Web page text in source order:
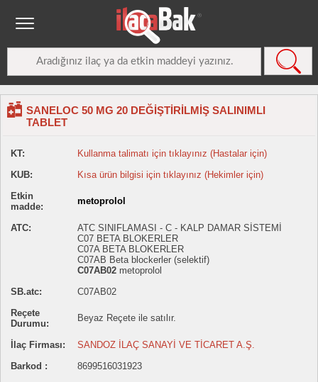
SANELOC 50 MG 20 DEĞİŞTİRİLMİŞ SALINIMLI
TABLET
KT:
Kullanma talimatı için tıklayınız (Hastalar için)
KUB:
Kısa ürün bilgisi için tıklayınız (Hekimler için)
Etkin
madde:
metoprolol
ATC:
ATC SINIFLAMASI - C - KALP DAMAR SİSTEMİ
C07 BETA BLOKERLER
C07A BETA BLOKERLER
C07AB Beta blockerler (selektif)
C07AB02 metoprolol
SB.atc:
C07AB02
Reçete
Durumu:
Beyaz Reçete ile satılır.
İlaç Firması:
SANDOZ İLAÇ SANAYİ VE TİCARET A.Ş.
Barkod :
8699516031923